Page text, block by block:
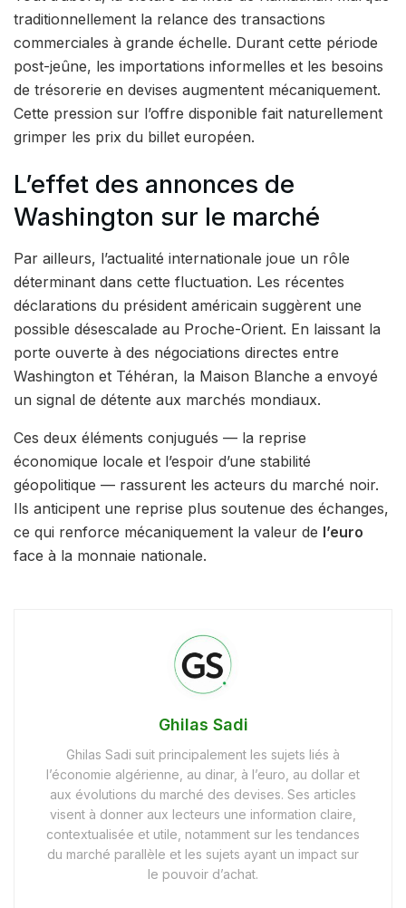
traditionnellement la relance des transactions
commerciales à grande échelle. Durant cette période
post-jeûne, les importations informelles et les besoins
de trésorerie en devises augmentent mécaniquement.
Cette pression sur l’offre disponible fait naturellement
grimper les prix du billet européen.
L’effet des annonces de
Washington sur le marché
Par ailleurs, l’actualité internationale joue un rôle
déterminant dans cette fluctuation. Les récentes
déclarations du président américain suggèrent une
possible désescalade au Proche-Orient. En laissant la
porte ouverte à des négociations directes entre
Washington et Téhéran, la Maison Blanche a envoyé
un signal de détente aux marchés mondiaux.
Ces deux éléments conjugués — la reprise
économique locale et l’espoir d’une stabilité
géopolitique — rassurent les acteurs du marché noir.
Ils anticipent une reprise plus soutenue des échanges,
ce qui renforce mécaniquement la valeur de l’euro
face à la monnaie nationale.
Ghilas Sadi
Ghilas Sadi suit principalement les sujets liés à
l’économie algérienne, au dinar, à l’euro, au dollar et
aux évolutions du marché des devises. Ses articles
visent à donner aux lecteurs une information claire,
contextualisée et utile, notamment sur les tendances
du marché parallèle et les sujets ayant un impact sur
le pouvoir d’achat.